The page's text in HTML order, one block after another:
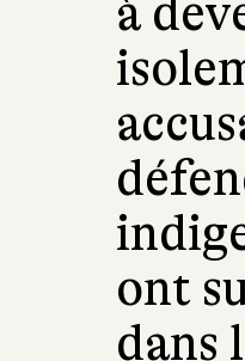
à
ont
dans